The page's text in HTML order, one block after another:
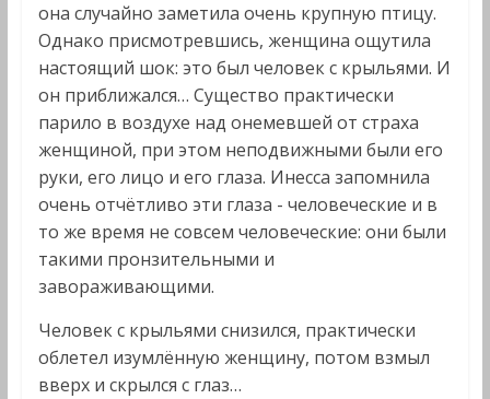
она случайно заметила очень крупную птицу.
Однако присмотревшись, женщина ощутила
настоящий шок: это был человек с крыльями. И
он приближался… Существо практически
парило в воздухе над онемевшей от страха
женщиной, при этом неподвижными были его
руки, его лицо и его глаза. Инесса запомнила
очень отчётливо эти глаза - человеческие и в
то же время не совсем человеческие: они были
такими пронзительными и
завораживающими.
Человек с крыльями снизился, практически
облетел изумлённую женщину, потом взмыл
вверх и скрылся с глаз…